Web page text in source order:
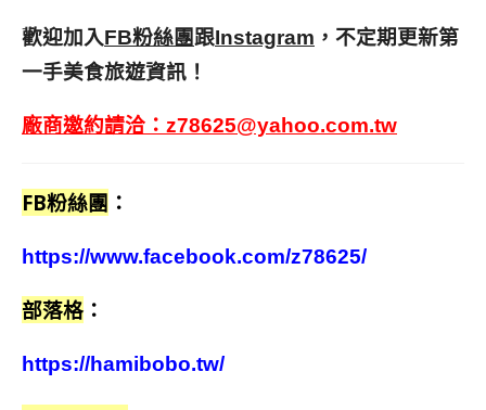
歡迎加入FB粉絲團跟Instagram ，不定期更新第
一手美食旅遊資訊！
廠商邀約請洽： z78625@yahoo.com.tw
FB粉絲團 ：
https://www.facebook.com/z78625/
部落格 ：
https://hamibobo.tw/